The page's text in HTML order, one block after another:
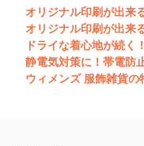
オリジナル印刷が出来
オリジナル印刷が出来
ドライな着心地が続く
静電気対策に！帯電防
ウィメンズ 服飾雑貨の